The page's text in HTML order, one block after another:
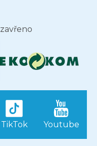
zavřeno
TikTok Youtube